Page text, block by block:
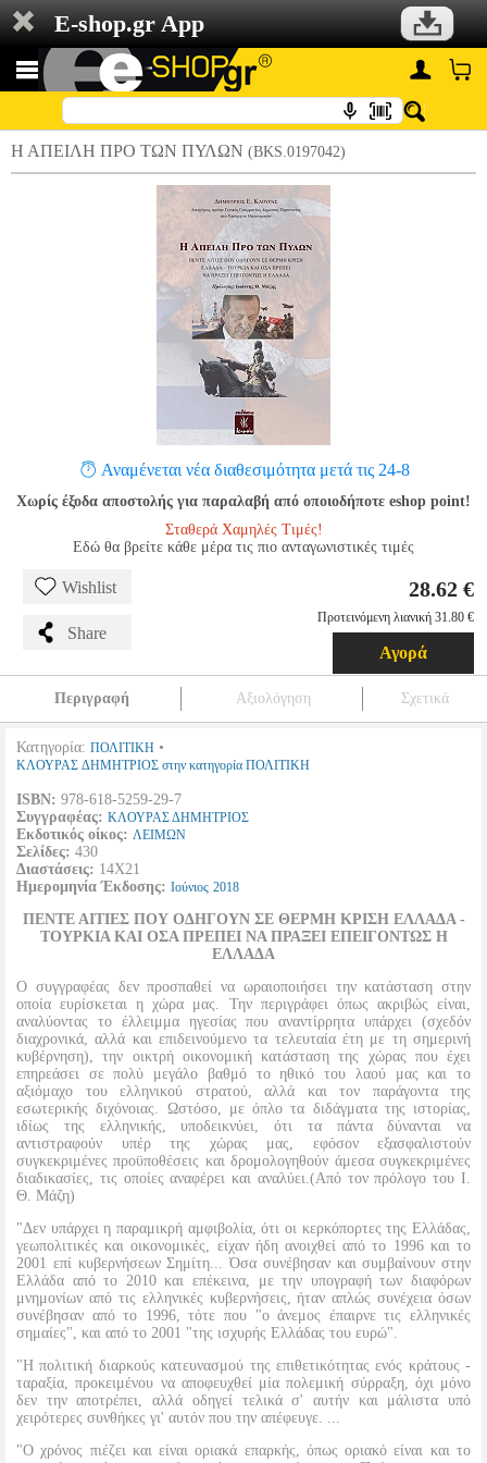
E-shop.gr App
Η ΑΠΕΙΛΗ ΠΡΟ ΤΩΝ ΠΥΛΩΝ (BKS.0197042)
Αναμένεται νέα διαθεσιμότητα μετά τις 24-8
Χωρίς έξοδα αποστολής για παραλαβή από οποιοδήποτε eshop point!
Σταθερά Χαμηλές Τιμές!
Εδώ θα βρείτε κάθε μέρα τις πιο ανταγωνιστικές τιμές
Wishlist
Share
28.62 €
Προτεινόμενη λιανική 31.80 €
Αγορά
Περιγραφή Αξιολόγηση Σχετικά
Κατηγορία: ΠΟΛΙΤΙΚΗ •
ΚΛΟΥΡΑΣ ΔΗΜΗΤΡΙΟΣ στην κατηγορία ΠΟΛΙΤΙΚΗ
ISBN: 978-618-5259-29-7
Συγγραφέας: ΚΛΟΥΡΑΣ ΔΗΜΗΤΡΙΟΣ
Εκδοτικός οίκος: ΛΕΙΜΩΝ
Σελίδες: 430
Διαστάσεις: 14Χ21
Ημερομηνία Έκδοσης: Ιούνιος 2018
ΠΕΝΤΕ ΑΙΤΙΕΣ ΠΟΥ ΟΔΗΓΟΥΝ ΣΕ ΘΕΡΜΗ ΚΡΙΣΗ ΕΛΛΑΔΑ -
ΤΟΥΡΚΙΑ ΚΑΙ ΟΣΑ ΠΡΕΠΕΙ ΝΑ ΠΡΑΞΕΙ ΕΠΕΙΓΟΝΤΩΣ Η
ΕΛΛΑΔΑ
Ο συγγραφέας δεν προσπαθεί να ωραιοποιήσει την κατάσταση στην
οποία ευρίσκεται η χώρα μας. Την περιγράφει όπως ακριβώς είναι,
αναλύοντας το έλλειμμα ηγεσίας που αναντίρρητα υπάρχει (σχεδόν
διαχρονικά, αλλά και επιδεινούμενο τα τελευταία έτη με τη σημερινή
κυβέρνηση), την οικτρή οικονομική κατάσταση της χώρας που έχει
επηρεάσει σε πολύ μεγάλο βαθμό το ηθικό του λαού μας και το
αξιόμαχο του ελληνικού στρατού, αλλά και τον παράγοντα της
εσωτερικής διχόνοιας. Ωστόσο, με όπλο τα διδάγματα της ιστορίας,
ιδίως της ελληνικής, υποδεικνύει, ότι τα πάντα δύνανται να
αντιστραφούν υπέρ της χώρας μας, εφόσον εξασφαλιστούν
συγκεκριμένες προϋποθέσεις και δρομολογηθούν άμεσα συγκεκριμένες
διαδικασίες, τις οποίες αναφέρει και αναλύει.(Από τον πρόλογο του Ι.
Θ. Μάζη)
"Δεν υπάρχει η παραμικρή αμφιβολία, ότι οι κερκόπορτες της Ελλάδας,
γεωπολιτικές και οικονομικές, είχαν ήδη ανοιχθεί από το 1996 και το
2001 επί κυβερνήσεων Σημίτη... Όσα συνέβησαν και συμβαίνουν στην
Ελλάδα από το 2010 και επέκεινα, με την υπογραφή των διαφόρων
μνημονίων από τις ελληνικές κυβερνήσεις, ήταν απλώς συνέχεια όσων
συνέβησαν από το 1996, τότε που "ο άνεμος έπαιρνε τις ελληνικές
σημαίες", και από το 2001 "της ισχυρής Ελλάδας του ευρώ".
"Η πολιτική διαρκούς κατευνασμού της επιθετικότητας ενός κράτους -
ταραξία, προκειμένου να αποφευχθεί μία πολεμική σύρραξη, όχι μόνο
δεν την αποτρέπει, αλλά οδηγεί τελικά σ' αυτήν και μάλιστα υπό
χειρότερες συνθήκες γι' αυτόν που την απέφευγε. ...
"Ο χρόνος πιέζει και είναι οριακά επαρκής, όπως οριακό είναι και το